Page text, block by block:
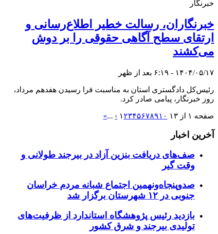
خبرنگار
خبرنگاران، رسالت خطیر اطلاع‌رسانی و
ارتقای سطح آگاهی حقوقی را بر دوش
می‌کشند
۱۴۰۴/۰۵/۱۷ - ۶:۱۹ بعد از ظهر
رئیس‌کل دادگستری استان به مناسبت فرا رسیدن هفدهم مرداد،
روز خبرنگار، پیامی صادر کرد.
صفحه ۱ از ۱۳ ۱۲۳۴۵۶۷۸۹۱۰ ›
...
»
آخرین اخبار
صف‌های دریافت بنزین آزاد در بیرجند طولانی و
وقت گیر
صدوپنجاه‌ونهمین اجتماع شبانه مردم خراسان
جنوبی در ۱۲ شهرستان برگزار شد
بازدید رئیس پژوهشگاه استاندارد از ظرفیت‌های
تولیدی بیرجند و شرق کشور